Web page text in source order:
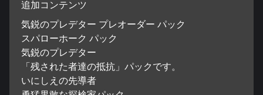
追加コンテンツ
気鋭のプレデター プレオーダー パック
スパローホーク パック
気鋭のプレデター
「残された者達の抵抗」パックです。
いにしえの先導者